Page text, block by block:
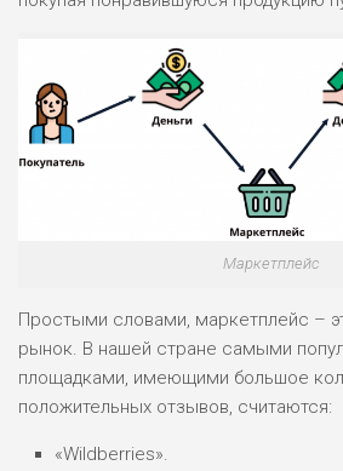
Маркетплейс
Простыми словами, маркетплейс –
рынок. В нашей стране самыми
площадками, имеющими большое
положительных отзывов, считаются:
«Wildberries».